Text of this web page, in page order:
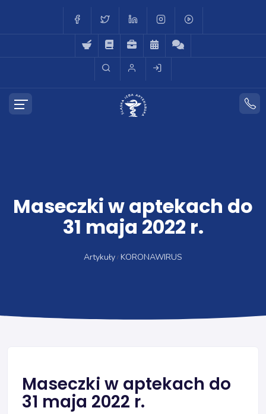
Maseczki w aptekach do
31 maja 2022 r.
Artykuły KORONAWIRUS
Maseczki w aptekach do
31 maja 2022 r.